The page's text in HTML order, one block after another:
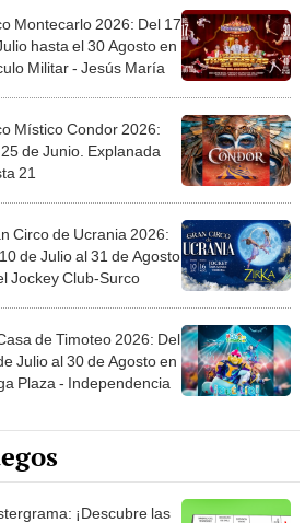
Montecarlo 2026: Del 17
hasta el 30 Agosto en
Militar - Jesús María
Místico Condor 2026:
de Junio. Explanada
21
Circo de Ucrania 2026:
de Julio al 31 de Agosto
Jockey Club-Surco
de Timoteo 2026: Del
Julio al 30 de Agosto en
Plaza - Independencia
¡Descubre las